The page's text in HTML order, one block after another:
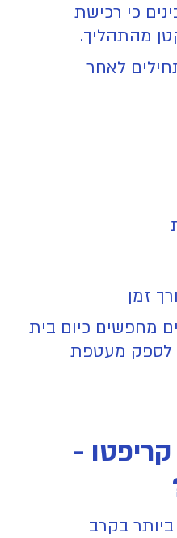
כי רכישת
מהתהליך.
לאחר
זמן
מחפשים כיום בית
לספק מעטפת
-
בקרב